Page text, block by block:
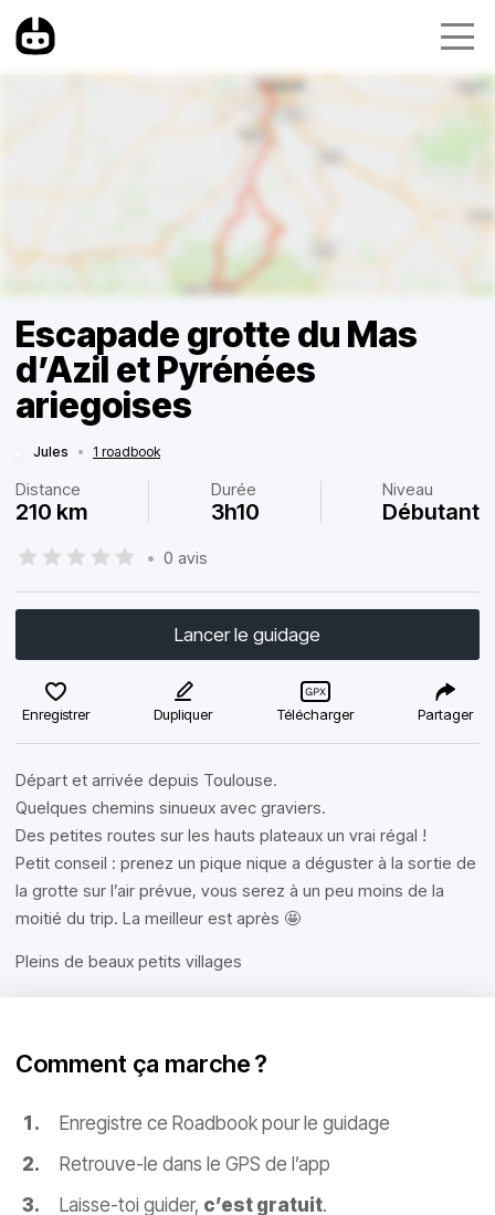
Escapade grotte du Mas
d’Azil et Pyrénées
ariegoises
Jules • 1 roadbook
Distance
210 km
Durée
3h10
Niveau
Débutant
• 0 avis
Lancer le guidage
Enregistrer Dupliquer Télécharger Partager
Départ et arrivée depuis Toulouse.
Quelques chemins sinueux avec graviers.
Des petites routes sur les hauts plateaux un vrai régal !
Petit conseil : prenez un pique nique a déguster à la sortie de
la grotte sur l’air prévue, vous serez à un peu moins de la
moitié du trip. La meilleur est après 🤩
Pleins de beaux petits villages
Comment ça marche ?
Enregistre ce Roadbook pour le guidage
Retrouve-le dans le GPS de l’app
Laisse-toi guider, c’est gratuit.